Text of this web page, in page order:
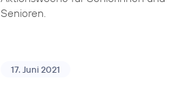
Senioren.
17. Juni 2021